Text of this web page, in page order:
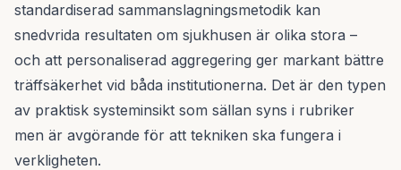
standardiserad sammanslagningsmetodik kan
snedvrida resultaten om sjukhusen är olika stora –
och att personaliserad aggregering ger markant bättre
träffsäkerhet vid båda institutionerna. Det är den typen
av praktisk systeminsikt som sällan syns i rubriker
men är avgörande för att tekniken ska fungera i
verkligheten.